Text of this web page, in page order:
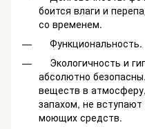
боится влаги и
со временем.
Функциональность.
Экологичность и
абсолютно
веществ в
запахом, не
моющих средств.